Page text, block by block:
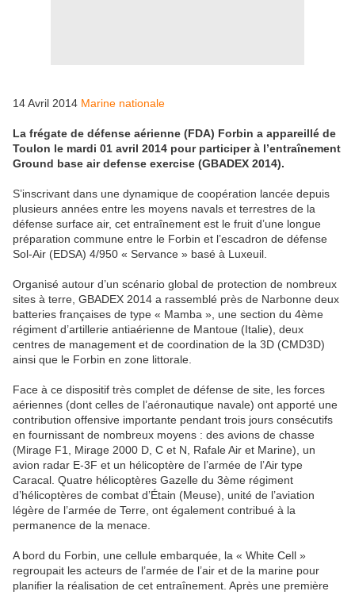
14 Avril 2014 Marine nationale
La frégate de défense aérienne (FDA) Forbin a appareillé de
Toulon le mardi 01 avril 2014 pour participer à l’entraînement
Ground base air defense exercise (GBADEX 2014).
S’inscrivant dans une dynamique de coopération lancée depuis
plusieurs années entre les moyens navals et terrestres de la
défense surface air, cet entraînement est le fruit d’une longue
préparation commune entre le Forbin et l’escadron de défense
Sol-Air (EDSA) 4/950 « Servance » basé à Luxeuil.
Organisé autour d’un scénario global de protection de nombreux
sites à terre, GBADEX 2014 a rassemblé près de Narbonne deux
batteries françaises de type « Mamba », une section du 4ème
régiment d’artillerie antiaérienne de Mantoue (Italie), deux
centres de management et de coordination de la 3D (CMD3D)
ainsi que le Forbin en zone littorale.
Face à ce dispositif très complet de défense de site, les forces
aériennes (dont celles de l’aéronautique navale) ont apporté une
contribution offensive importante pendant trois jours consécutifs
en fournissant de nombreux moyens : des avions de chasse
(Mirage F1, Mirage 2000 D, C et N, Rafale Air et Marine), un
avion radar E-3F et un hélicoptère de l’armée de l’Air type
Caracal. Quatre hélicoptères Gazelle du 3ème régiment
d’hélicoptères de combat d’Étain (Meuse), unité de l’aviation
légère de l’armée de Terre, ont également contribué à la
permanence de la menace.
A bord du Forbin, une cellule embarquée, la « White Cell »
regroupait les acteurs de l’armée de l’air et de la marine pour
planifier la réalisation de cet entraînement. Après une première